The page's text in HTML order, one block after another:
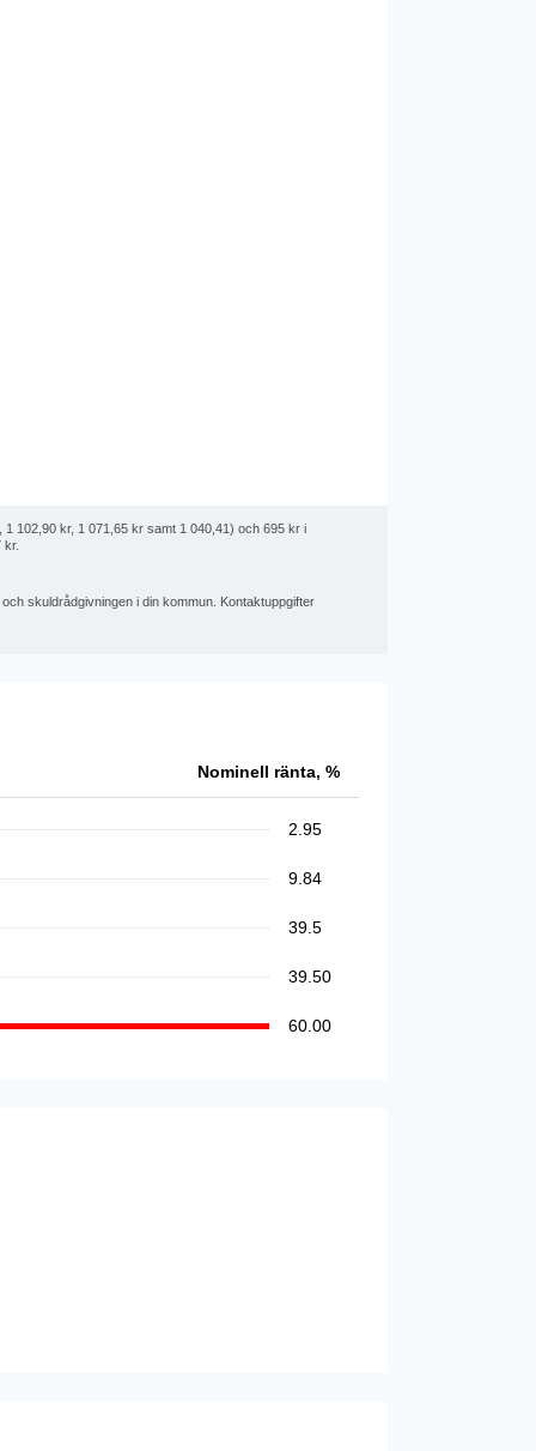
102,90 kr, 1 071,65 kr samt 1 040,41) och 695 kr i
kr.
skuldrådgivningen i din kommun. Kontaktuppgifter
Nominell ränta, %
2.95
9.84
39.5
39.50
60.00